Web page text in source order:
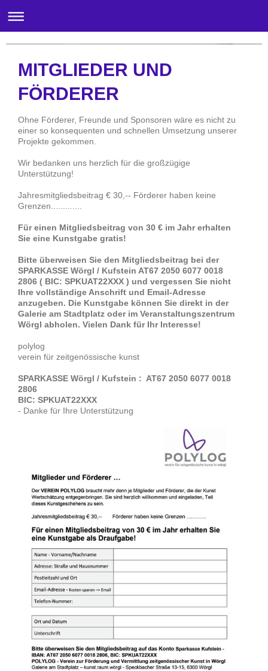
MITGLIEDER UND
FÖRDERER
Ohne Förderer, Freunde und Sponsoren wäre es nicht zu
einer so konsequenten und schnellen Umsetzung unserer
Projekte gekommen.
Wir bedanken uns herzlich für die großzügige
Unterstützung!
Jahresmitgliedsbeitrag € 30,-- Förderer haben keine
Grenzen.............
Für einen Mitgliedsbeitrag von 30 € im Jahr erhalten
Sie eine Kunstgabe gratis!
Bitte überweisen Sie den Mitgliedsbeitrag bei der
SPARKASSE Wörgl / Kufstein AT67 2050 6077 0018
2806 ( BIC: SPKUAT22XXX ) und vergessen Sie nicht
Ihre vollständige Anschrift und Email-Adresse
anzugeben. Die Kunstgabe können Sie direkt in der
Galerie am Stadtplatz oder im Veranstaltungszentrum
Wörgl abholen. Vielen Dank für Ihr Interesse!
polylog
verein für zeitgenössische kunst
SPARKASSE Wörgl / Kufstein : AT67 2050 6077 0018
2806
BIC: SPKUAT22XXX
- Danke für Ihre Unterstützung